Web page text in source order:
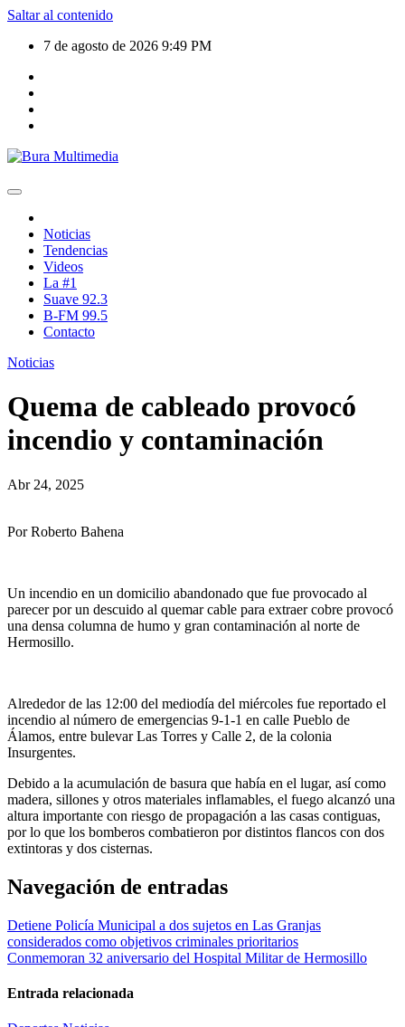
Saltar al contenido
7 de agosto de 2026 9:49 PM
Noticias
Tendencias
Videos
La #1
Suave 92.3
B-FM 99.5
Contacto
Noticias
Quema de cableado provocó
incendio y contaminación
Abr 24, 2025
Por Roberto Bahena
Un incendio en un domicilio abandonado que fue provocado al
parecer por un descuido al quemar cable para extraer cobre provocó
una densa columna de humo y gran contaminación al norte de
Hermosillo.
Alrededor de las 12:00 del mediodía del miércoles fue reportado el
incendio al número de emergencias 9-1-1 en calle Pueblo de
Álamos, entre bulevar Las Torres y Calle 2, de la colonia
Insurgentes.
Debido a la acumulación de basura que había en el lugar, así como
madera, sillones y otros materiales inflamables, el fuego alcanzó una
altura importante con riesgo de propagación a las casas contiguas,
por lo que los bomberos combatieron por distintos flancos con dos
extintoras y dos cisternas.
Navegación de entradas
Detiene Policía Municipal a dos sujetos en Las Granjas
considerados como objetivos criminales prioritarios
Conmemoran 32 aniversario del Hospital Militar de Hermosillo
Entrada relacionada